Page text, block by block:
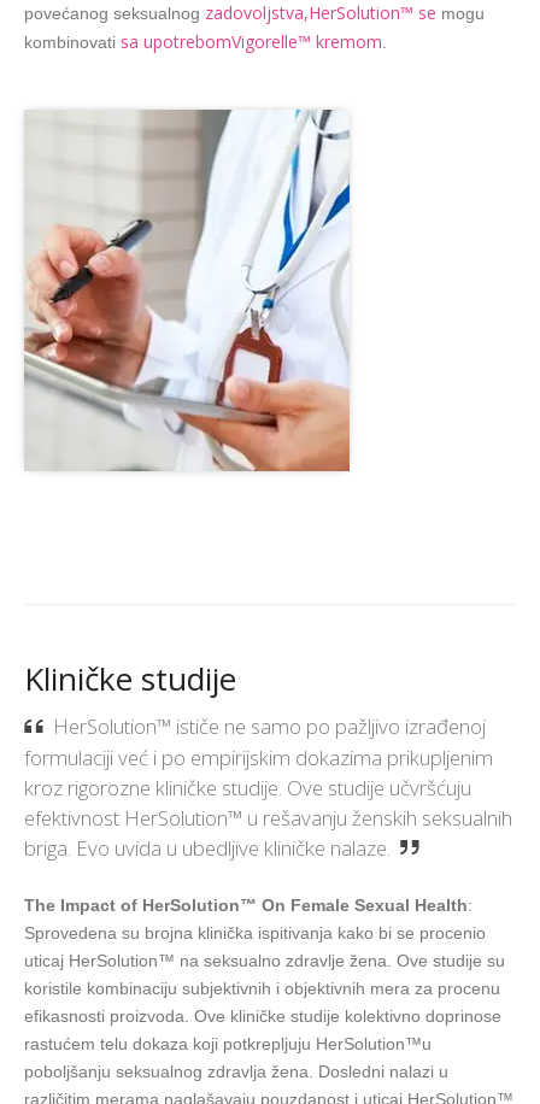
povećanog seksualnog zadovoljstva,HerSolution™ se mogu
kombinovati sa upotrebomVigorelle™ kremom
Kliničke studije
HerSolution™ ističe ne samo po pažljivo izrađenoj
formulaciji već i po empirijskim dokazima prikupljenim
kroz rigorozne kliničke studije. Ove studije učvršćuju
efektivnost HerSolution™ u rešavanju ženskih seksualnih
briga. Evo uvida u ubedljive kliničke nalaze.
The Impact of HerSolution™ On Female Sexual Health:
Sprovedena su brojna klinička ispitivanja kako bi se procenio
uticaj HerSolution™ na seksualno zdravlje žena. Ove studije su
koristile kombinaciju subjektivnih i objektivnih mera za procenu
efikasnosti proizvoda. Ove kliničke studije kolektivno doprinose
rastućem telu dokaza koji potkrepljuju HerSolution™u
poboljšanju seksualnog zdravlja žena. Dosledni nalazi u
različitim merama naglašavaju pouzdanost i uticaj HerSolution™